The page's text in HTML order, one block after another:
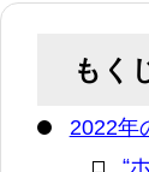
もく
2022年
“